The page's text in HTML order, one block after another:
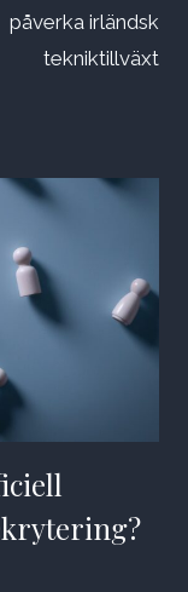
påverka irländsk
tekniktillväxt